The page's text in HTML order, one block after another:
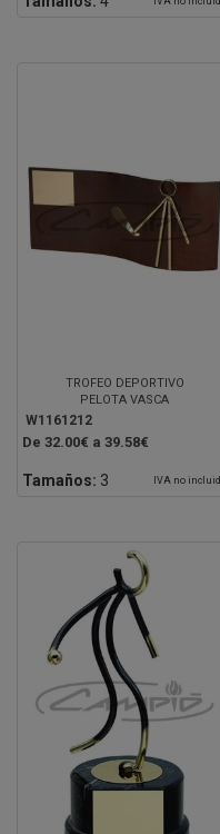
TROFEO DEPORTIVO
PELOTA VASCA
W1161212
De 32.00€ a 39.58€
Tamaños: 3 IVA no